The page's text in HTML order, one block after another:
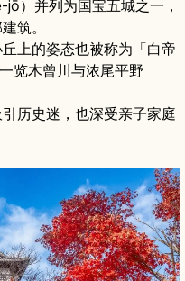
jō）并列为国宝五城之一，
筑。
上的姿态也被称为「白帝
览木曾川与浓尾平野
历史迷，也深受亲子家庭